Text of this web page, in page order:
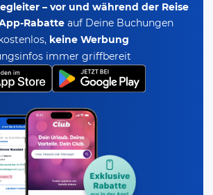
– vor und während der Reise
Rabatte auf Deine Buchungen
keine Werbung
immer griffbereit